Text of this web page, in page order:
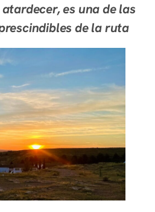
es una de las
de la ruta